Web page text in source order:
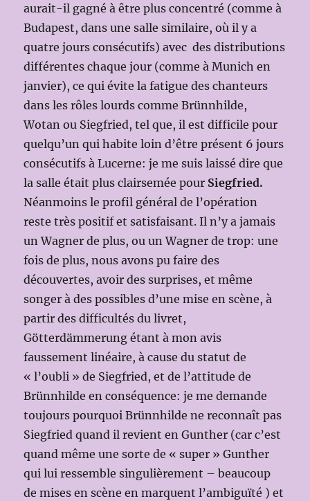
aurait-il gagné à être plus concentré (comme à
Budapest, dans une salle similaire, où il y a
quatre jours consécutifs) avec des distributions
différentes chaque jour (comme à Munich en
janvier), ce qui évite la fatigue des chanteurs
dans les rôles lourds comme Brünnhilde,
Wotan ou Siegfried, tel que, il est difficile pour
quelqu’un qui habite loin d’être présent 6 jours
consécutifs à Lucerne: je me suis laissé dire que
la salle était plus clairsemée pour Siegfried.
Néanmoins le profil général de l’opération
reste très positif et satisfaisant. Il n’y a jamais
un Wagner de plus, ou un Wagner de trop: une
fois de plus, nous avons pu faire des
découvertes, avoir des surprises, et même
songer à des possibles d’une mise en scène, à
partir des difficultés du livret,
Götterdämmerung étant à mon avis
faussement linéaire, à cause du statut de
« l’oubli » de Siegfried, et de l’attitude de
Brünnhilde en conséquence: je me demande
toujours pourquoi Brünnhilde ne reconnaît pas
Siegfried quand il revient en Gunther (car c’est
quand même une sorte de « super » Gunther
qui lui ressemble singulièrement – beaucoup
de mises en scène en marquent l’ambiguïté ) et